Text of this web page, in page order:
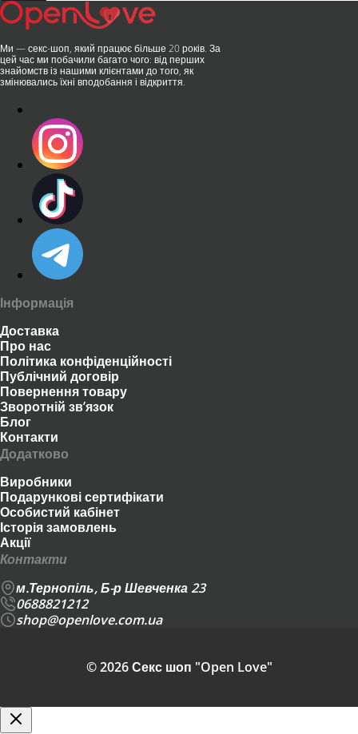
Ми — секс-шоп, який працює більше 20 років. За
цей час ми побачили багато чого: від перших
знайомств із нашими клієнтами до того, як
змінювались їхні вподобання і відкриття.
Інформація
Доставка
Про нас
Політика конфіденційності
Публічний договір
Повернення товару
Зворотній зв’язок
Блог
Контакти
Додатково
Виробники
Подарункові сертифікати
Особистий кабінет
Історія замовлень
Акції
Контакти
м.Тернопіль, Б-р Шевченка 23
0688821212
shop@openlove.com.ua
© 2026 Секс шоп "Open Love"